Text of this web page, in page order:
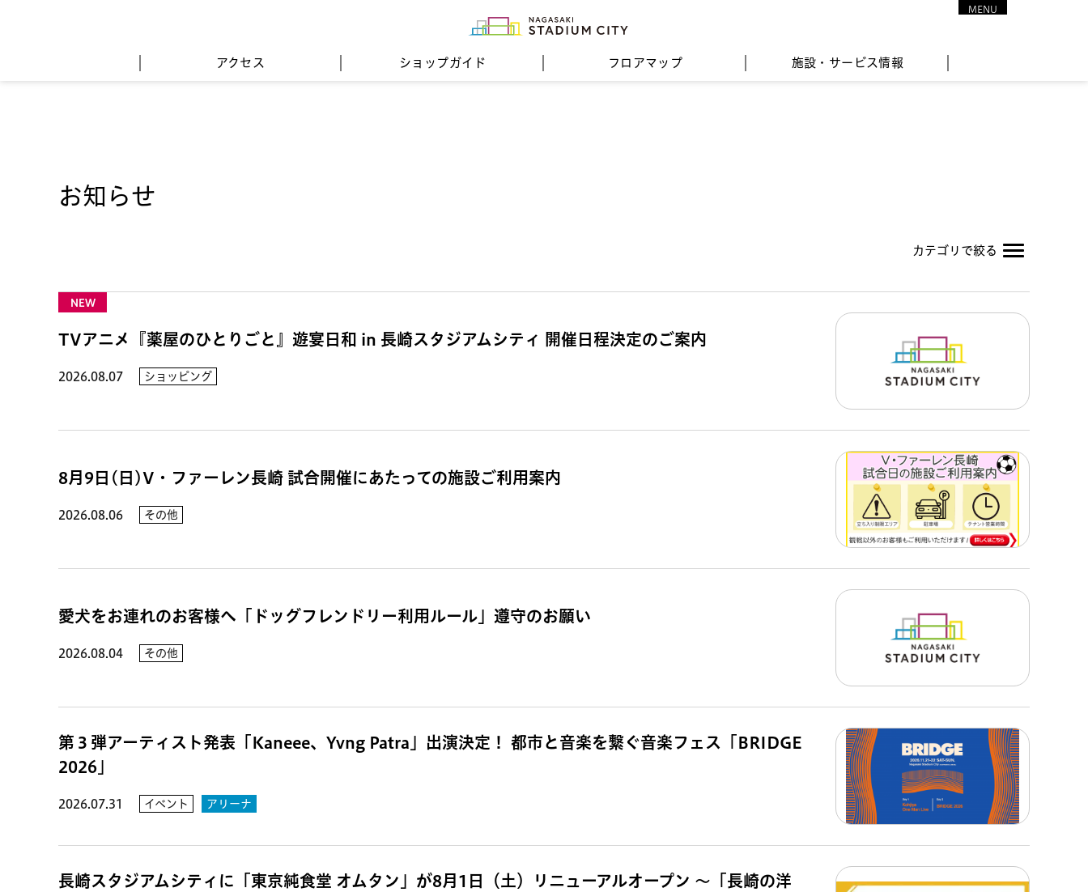
アクセス ショップガイド フロアマップ 施設・サービス情報
MENU
お知らせ
カテゴリで絞る
NEW
TVアニメ『薬屋のひとりごと』遊宴日和 in 長崎スタジアムシティ 開催日程決定のご案内
2026.08.07 ショッピング
8月9日(日)V・ファーレン長崎 試合開催にあたっての施設ご利用案内
2026.08.06 その他
愛犬をお連れのお客様へ「ドッグフレンドリー利用ルール」遵守のお願い
2026.08.04 その他
第３弾アーティスト発表「Kaneee、Yvng Patra」出演決定！ 都市と音楽を繋ぐ音楽フェス「BRIDGE
2026」
2026.07.31 イベント アリーナ
長崎スタジアムシティに「東京純食堂 オムタン」が8月1日（土）リニューアルオープン 〜「長崎の洋